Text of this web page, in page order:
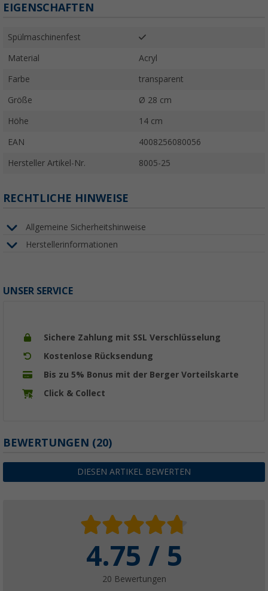
EIGENSCHAFTEN
Spülmaschinenfest
Material Acryl
Farbe transparent
Größe Ø 28 cm
Höhe 14 cm
EAN 4008256080056
Hersteller Artikel-Nr. 8005-25
RECHTLICHE HINWEISE
Allgemeine Sicherheitshinweise
Herstellerinformationen
UNSER SERVICE
Sichere Zahlung mit SSL Verschlüsselung
Kostenlose Rücksendung
Bis zu 5% Bonus mit der Berger Vorteilskarte
Click & Collect
BEWERTUNGEN (20)
DIESEN ARTIKEL BEWERTEN
4.75 / 5
20 Bewertungen